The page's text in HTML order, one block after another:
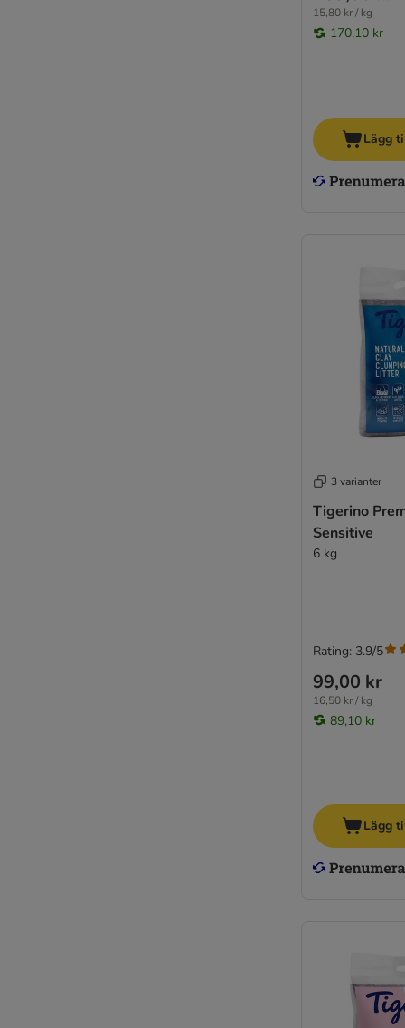
15,80 kr / kg
170,10 kr
Lägg
3 varianter
Tigerino
Sensitive
6 kg
99,00 kr
16,50 kr / kg
89,10 kr
Rating: 3.9/5
Lägg